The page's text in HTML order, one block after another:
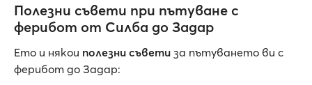
Полезни съвети при пътуване с
ферибот от Силба до Задар
Ето и някои полезни съвети за пътуването ви с
ферибот до Задар: